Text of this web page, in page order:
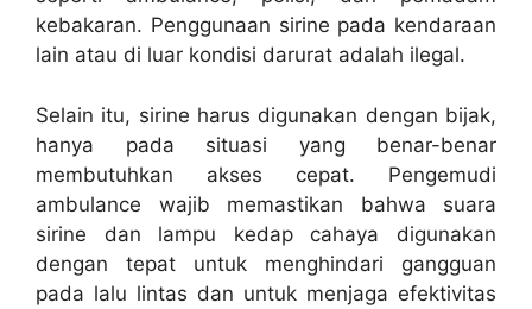
kebakaran. Penggunaan sirine pada kendaraan
lain atau di luar kondisi darurat adalah ilegal.
Selain itu, sirine harus digunakan dengan bijak,
hanya pada situasi yang benar-benar
membutuhkan akses cepat. Pengemudi
ambulance wajib memastikan bahwa suara
sirine dan lampu kedap cahaya digunakan
dengan tepat untuk menghindari gangguan
pada lalu lintas dan untuk menjaga efektivitas